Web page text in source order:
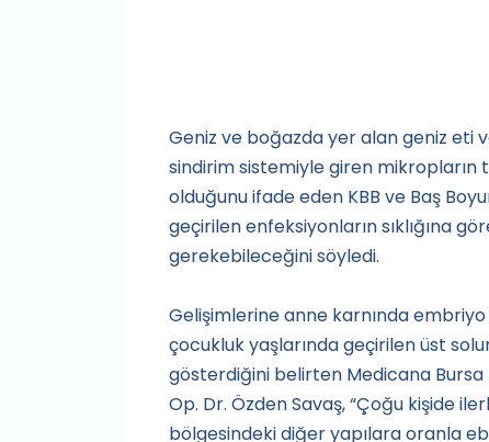
Geniz ve boğazda yer alan geniz eti
sindirim sistemiyle giren mikropların
olduğunu ifade eden KBB ve Baş
geçirilen enfeksiyonların sıklığına
gerekebileceğini söyledi.
Gelişimlerine anne karnında
çocukluk yaşlarında geçirilen üst
gösterdiğini belirten Medicana Bursa
Op. Dr. Özden Savaş, “Çoğu kişide
bölgesindeki diğer yapılara oranla